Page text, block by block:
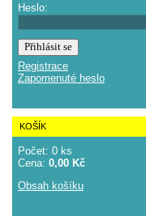
Heslo:
Registrace
Zapomenuté heslo
KOŠÍK
Počet: 0 ks
Cena: 0,00 Kč
Obsah košíku